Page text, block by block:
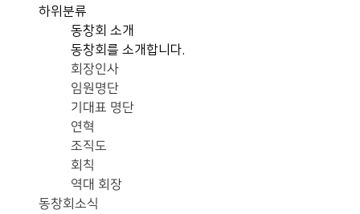
하위분류
동창회 소개
동창회를 소개합니다.
회장인사
임원명단
기대표 명단
연혁
조직도
회칙
역대 회장
동창회소식